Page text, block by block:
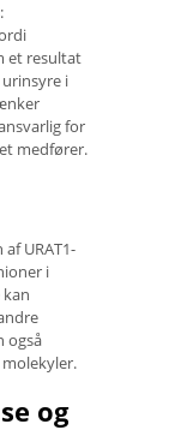
et resultat
i
for
medfører.
​​URAT1-
i
også
og